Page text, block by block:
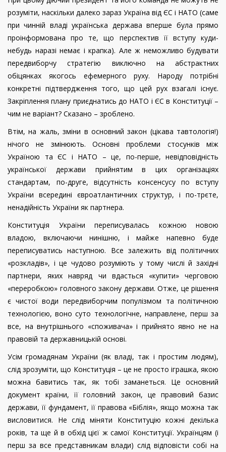
розуміти, наскільки далеко зараз Україна від ЄС і НАТО (саме
при чинній владі українська держава вперше була прямо
проінформована про те, що перспектив її вступу куди-
небудь наразі немає і крапка). Але ж неможливо будувати
передвиборчу стратегію виключно на абстрактних
обіцянках якогось ефемерного руху. Народу потрібні
конкретні підтвердження того, що цей рух взагалі існує.
Закріплення плану приєднатись до НАТО і ЄС в Конституції –
чим не варіант? Сказано – зроблено.
Втім, на жаль, зміни в основний закон (цікава тавтологія!)
нічого не змінюють. Основні проблеми стосунків між
Україною та ЄС і НАТО – це, по-перше, невідповідність
української держави прийнятим в цих організаціях
стандартам, по-друге, відсутність консенсусу по вступу
України всередині євроатлантичних структур, і по-трєте,
ненадійність України як партнера.
Конституція України переписувалась кожною новою
владою, включаючи нинішню, і майже напевно буде
переписуватись наступною. Все залежить від політичних
«розкладів», і це чудово розуміють у тому числі й західні
партнери, яких навряд чи вдасться «купити» черговою
«переробкою» головного закону держави. Отже, це рішення
є чистої води передвиборчим популізмом та політичною
технологією, воно суто технологічне, направлене, перш за
все, на внутрішнього «споживача» і прийнято явно не на
правовій та державницькій основі.
Усім громадянам України (як владі, так і простим людям),
слід зрозуміти, що Конституція – це не просто іграшка, якою
можна бавитись так, як тобі заманеться. Це основний
документ країни, її головний закон, це правовий базис
держави, її фундамент, її правова «Біблія», якщо можна так
висловитися. Не слід міняти Конституцію кожні декілька
років, та ще й в обхід цієї ж самої Конституції. Українцям (і
перш за все представникам влади) слід відповісти собі на